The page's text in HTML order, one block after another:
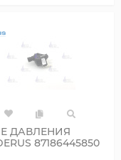
ДАВЛЕНИЯ
87186445850